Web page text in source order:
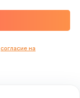
согласие на